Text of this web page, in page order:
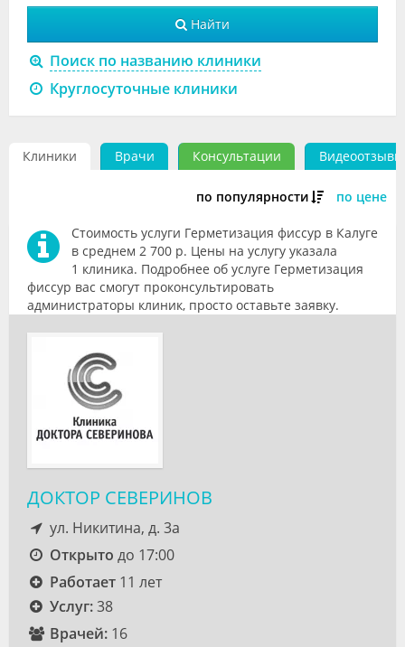
Форум
Клиники
Лаборатории
Найти
Поиск по названию клиники
Круглосуточные клиники
Клиники Врачи Консультации Видеоотзывы
по популярности по цене
Стоимость услуги Герметизация фиссур в Калуге
в среднем 2 700 р. Цены на услугу указала
1 клиника. Подробнее об услуге Герметизация
фиссур вас смогут проконсультировать
администраторы клиник, просто оставьте заявку.
ДОКТОР СЕВЕРИНОВ
ул. Никитина, д. 3а
Открыто до 17:00
Работает11 лет
Услуг:38
Врачей:16